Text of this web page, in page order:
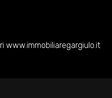
www.immobiliaregargiulo.it